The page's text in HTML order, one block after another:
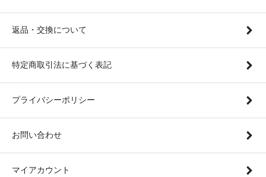
返品・交換について
特定商取引法に基づく表記
プライバシーポリシー
お問い合わせ
マイアカウント